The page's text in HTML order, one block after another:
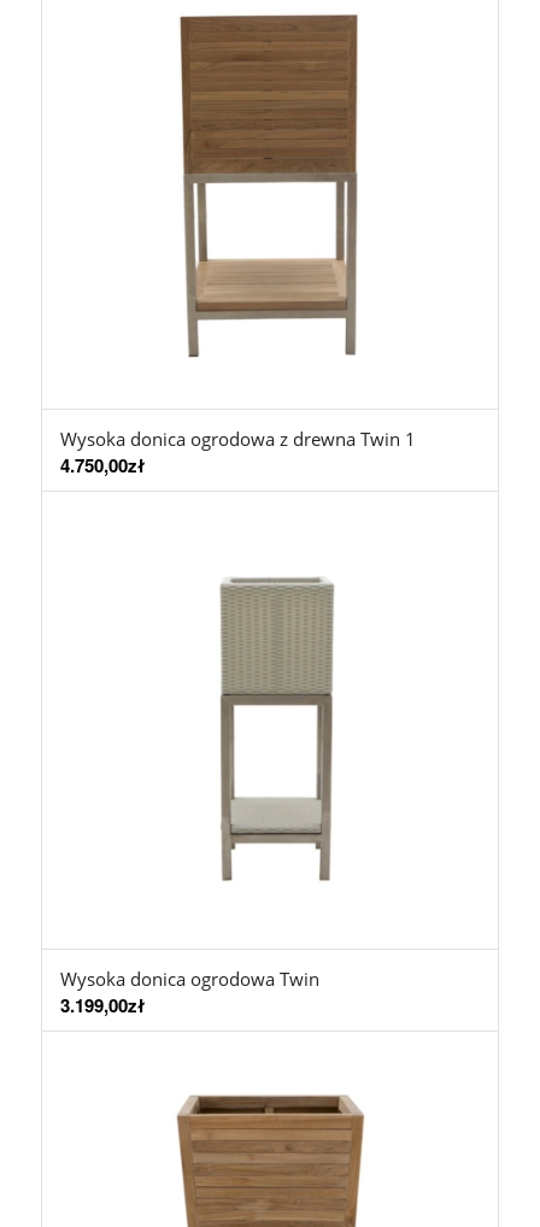
Wysoka donica ogrodowa z drewna Twin 1
4.750,00zł
Wysoka donica ogrodowa Twin
3.199,00zł